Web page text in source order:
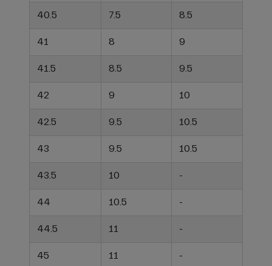
40.5 7.5 8.5
41 8 9
41.5 8.5 9.5
42 9 10
42.5 9.5 10.5
43 9.5 10.5
43.5 10 -
44 10.5 -
44.5 11 -
45 11 -